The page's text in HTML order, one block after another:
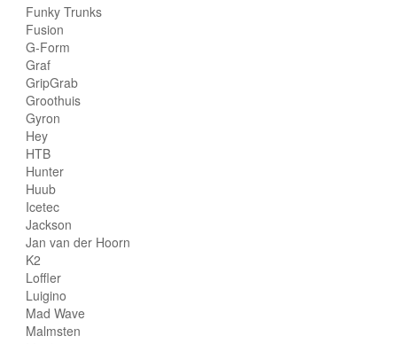
Funky Trunks
Fusion
G-Form
Graf
GripGrab
Groothuis
Gyron
Hey
HTB
Hunter
Huub
Icetec
Jackson
Jan van der Hoorn
K2
Loffler
Luigino
Mad Wave
Malmsten